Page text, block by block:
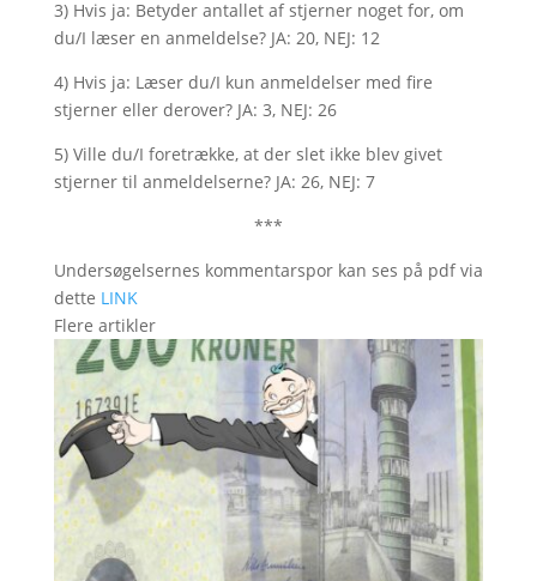
3) Hvis ja: Betyder antallet af stjerner noget for, om
du/I læser en anmeldelse? JA: 20, NEJ: 12
4) Hvis ja: Læser du/I kun anmeldelser med fire
stjerner eller derover? JA: 3, NEJ: 26
5) Ville du/I foretrække, at der slet ikke blev givet
stjerner til anmeldelserne? JA: 26, NEJ: 7
***
Undersøgelsernes kommentarspor kan ses på pdf via
dette LINK
Flere artikler